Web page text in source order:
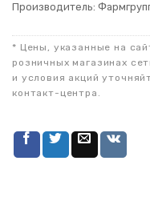
Производитель:
* Цены, указанные на
розничных магазинах
и условия акций
контакт-центра.